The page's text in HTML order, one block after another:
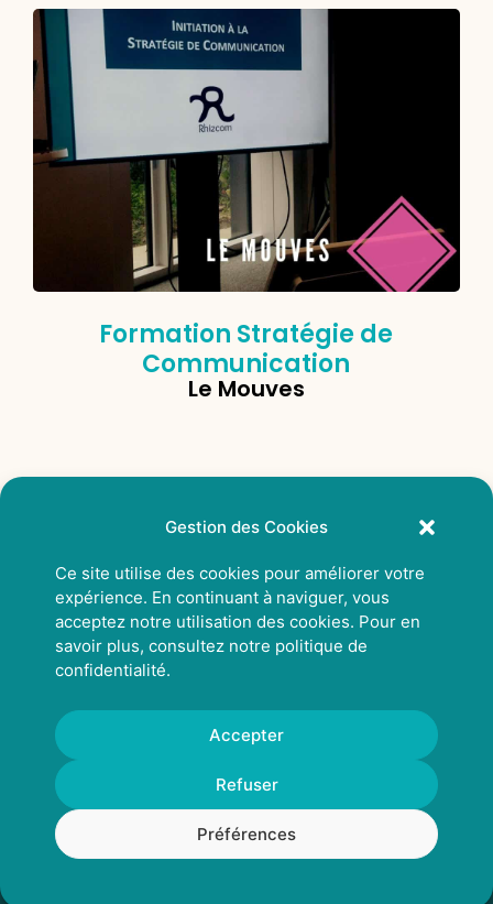
Gestion des Cookies
Ce site utilise des cookies pour améliorer votre
expérience. En continuant à naviguer, vous
acceptez notre utilisation des cookies. Pour en
savoir plus, consultez notre politique de
confidentialité.
Accepter
Refuser
Préférences
Formation Stratégie de
Communication
Le Mouves
© 2026 Rhizcom
Mentions légales Politique de confidentialité